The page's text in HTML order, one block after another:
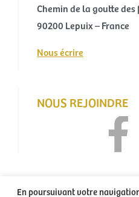
Chemin de la goutte des
90200 Lepuix – France
Nous écrire
NOUS REJOINDRE
En poursuivant votre